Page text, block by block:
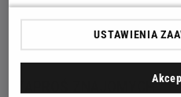
przywrócenia powszechnego
dwoma gatunkami.
ZAPROŚ ZNAJOMYCH
USTAWIENIA